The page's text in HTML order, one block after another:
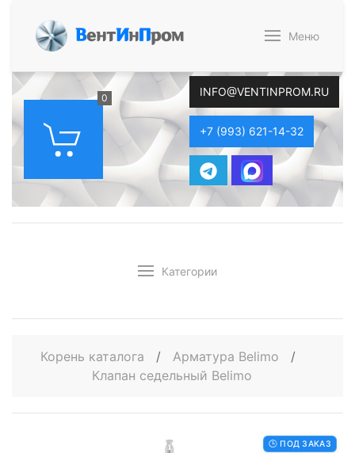
ВентИнПром Меню
0 INFO@VENTINPROM.RU
+7 (993) 621-14-32
Категории
Корень каталога / Арматура Belimo
/
Клапан седельный Belimo
🕒 ПОД ЗАКАЗ